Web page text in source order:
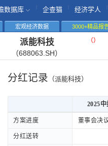
数据库 企查猫 经济学人
宏观经济数据 3000+精品报
派能科技
（688063.SH）
（）
分红记录 （派能科技）
2025中
2025中
方案进度 董事会决
分红送转
方案进度
分红送转